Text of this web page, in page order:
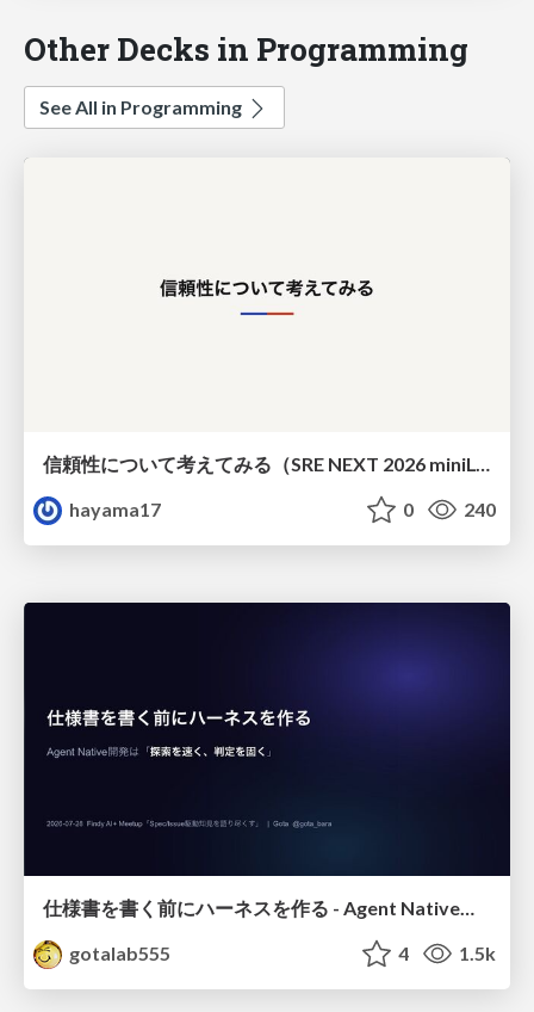
Other Decks in Programming
See All in Programming
hayama17
0 240
仕様書を書く前にハーネスを作る - Agent Native開発は「探索を速く、判定を固く」
gotalab555
4 1.5k